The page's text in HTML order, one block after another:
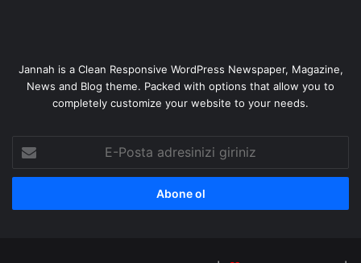
Jannah is a Clean Responsive WordPress Newspaper, Magazine,
News and Blog theme. Packed with options that allow you to
completely customize your website to your needs.
Posta
adresinizi